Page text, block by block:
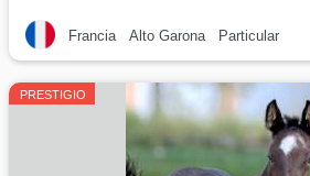
Francia Alto Garona Particular
PRESTIGIO